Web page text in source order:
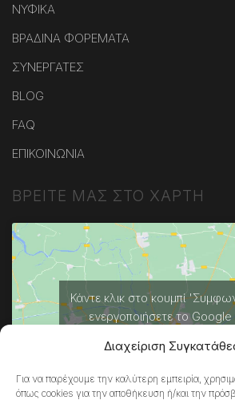
Διαχείριση
Για να παρέχουμε την καλύτερη εμπειρία,
όπως cookies για την αποθήκευση ή/και την
ΝΥΦΙΚΑ
ΒΡΑΔΙΝΑ ΦΟΡΕΜΑΤΑ
ΣΥΝΕΡΓΑΤΕΣ
BLOG
FAQ
ΕΠΙΚΟΙΝΩΝΙΑ
ΒΡΕΙΤΕ ΜΑΣ ΣΤΟ ΧΑΡΤΗ
Κάντε κλικ στο κουμπί
ενεργοποιήσετε το Google
ΣΥΜΦΩΝΏ